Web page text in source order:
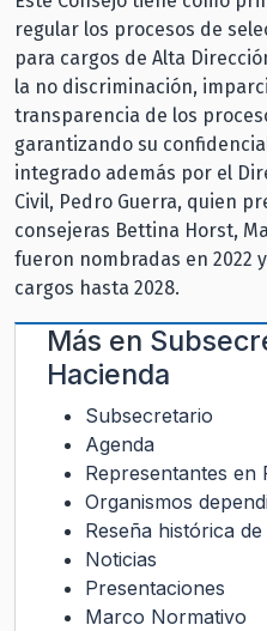
regular los procesos de
para cargos de Alta
la no discriminación,
transparencia de los
garantizando su
integrado además por el
Civil, Pedro Guerra, quien
consejeras Bettina Horst,
fueron nombradas en 2022
cargos hasta 2028.
Más en
Hacienda
Subsecretario
Agenda
Representantes en
Organismos
Reseña histórica
Noticias
Presentaciones
Marco Normativo